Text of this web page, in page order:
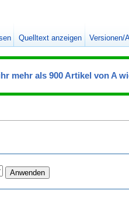
mehr als 900 Artikel von A
Quelltext anzeigen Versionen/